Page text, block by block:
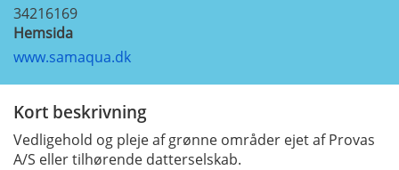
34216169
Hemsida
www.samaqua.dk
Kort beskrivning
Vedligehold og pleje af grønne områder ejet af Provas
A/S eller tilhørende datterselskab.